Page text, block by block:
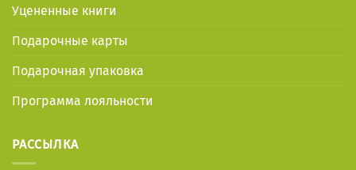
Уцененные книги
Подарочные карты
Подарочная упаковка
Программа лояльности
РАССЫЛКА